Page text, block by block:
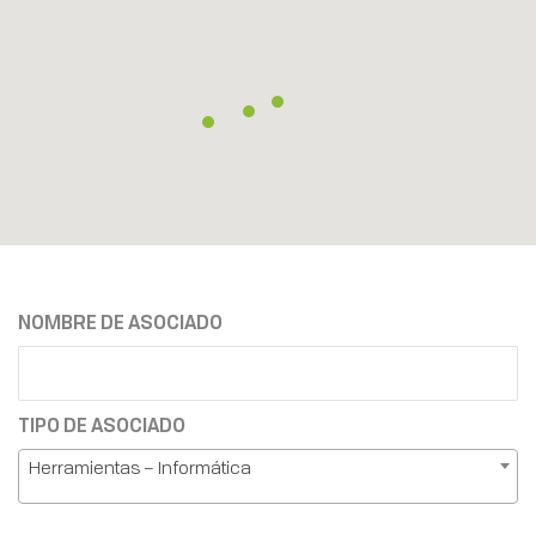
NOMBRE DE ASOCIADO
TIPO DE ASOCIADO
Herramientas – Informática